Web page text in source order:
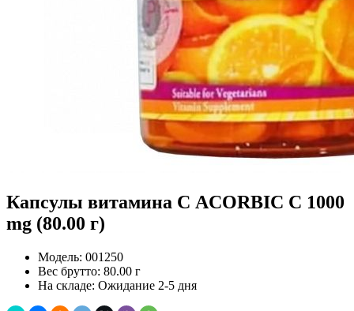
Капсулы витамина С ACORBIC C 1000
mg (80.00 г)
Модель: 001250
Вес брутто: 80.00 г
На складе: Ожидание 2-5 дня